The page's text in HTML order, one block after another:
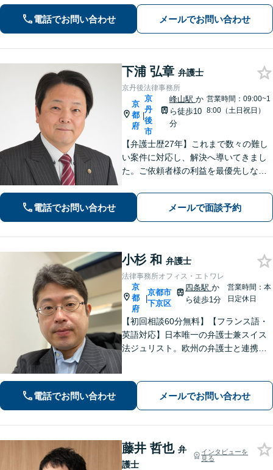
交換で最良なリーガルサービスを【夜
間・休日面談可】【完全個室】【丸太
電話でお問い合わせ メールでお問い合わせ
下浦 弘章 弁護士
京丹後法律事務所
京
都
府
|
京
丹
後
市
峰山駅 か
ら徒歩10
分
営業時間：09:00~1
8:00（土日祝日）
【弁護士歴27年】これまで数々の難し
い案件に対応し、解決へ導いてきまし
た。ご依頼者様の利益を最優先しなが
う、柔軟かつ粘り強い姿勢で問題解決
に取り組みます。【峰山駅から徒歩圏
内】【兵庫県北部エリアも対応】
電話でお問い合わせ メールで面談予約
小杉 和 弁護士
法律事務所オフィス・エトワレ
京
都
府
|
京都市
下京区
四条駅 か
ら徒歩1分
営業時間：本
日定休日
【初回相談60分無料】【フランス語・
英語対応】日本唯一の弁護士兼スイス
法ジュリスト。欧州の弁護士と連携し
上げ／英仏日契約法務／ハーグ条約案
件などお任せ【WEB対応｜休日・夜間
電話でお問い合わせ メールでお問い合わせ
藤井 哲也 弁
護士
インタビューを
見る